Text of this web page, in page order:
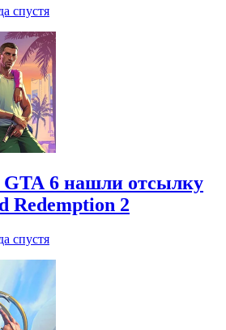
спустя
GTA 6 нашли отсылку
Redemption 2
спустя